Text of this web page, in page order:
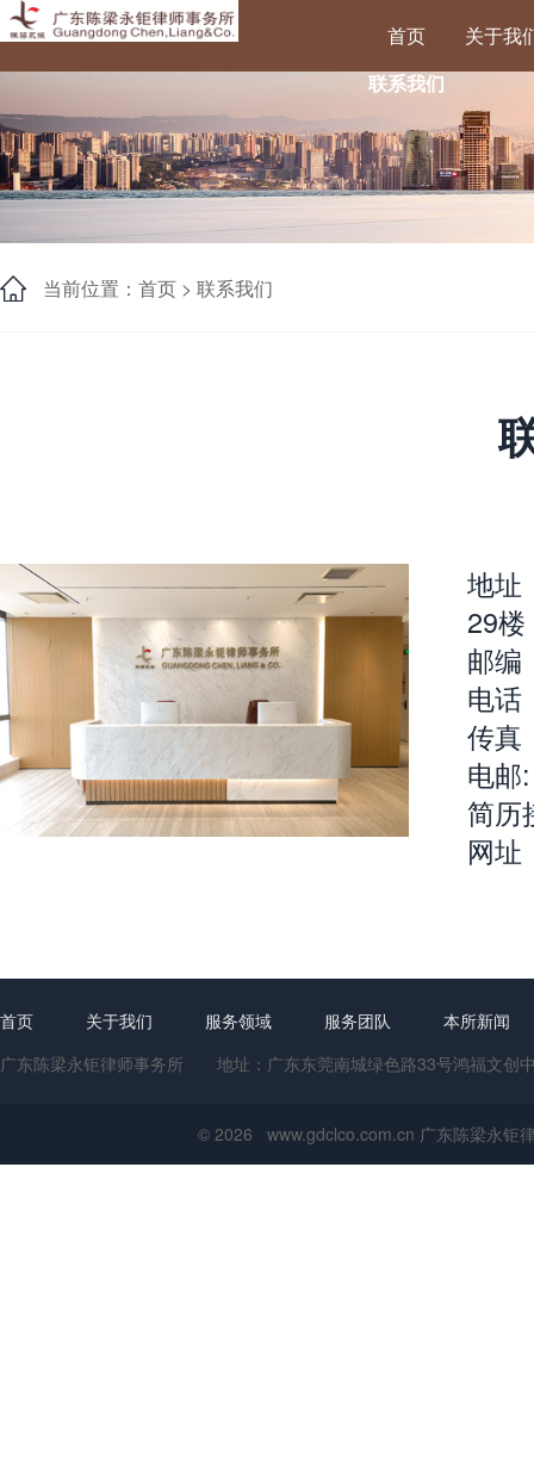
首页
关于我
联系我们
当前位置：首页 > 联系我们
地址
29楼
邮编
电话
传真
电邮
简历
网址
首页 关于我们 服务领域 服务团队
本所新闻
广东陈梁永钜律师事务所 地址：广东东莞南城绿色路33号鸿福
© 2026 www.gdclco.com.cn 广东陈梁永